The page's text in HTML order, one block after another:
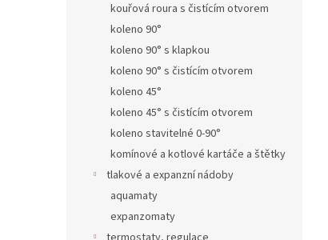
kouřová roura s čistícím otvorem
koleno 90°
koleno 90° s klapkou
koleno 90° s čistícím otvorem
koleno 45°
koleno 45° s čistícím otvorem
koleno stavitelné 0-90°
komínové a kotlové kartáče a štětky
tlakové a expanzní nádoby
aquamaty
expanzomaty